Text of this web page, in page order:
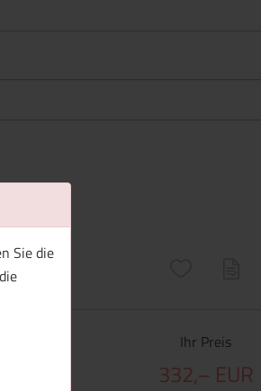
Sie die
Ihr Preis
332,– EUR